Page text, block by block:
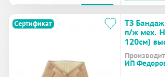
Сертификат
ТЗ
п/ж мех.
120см)
ИП